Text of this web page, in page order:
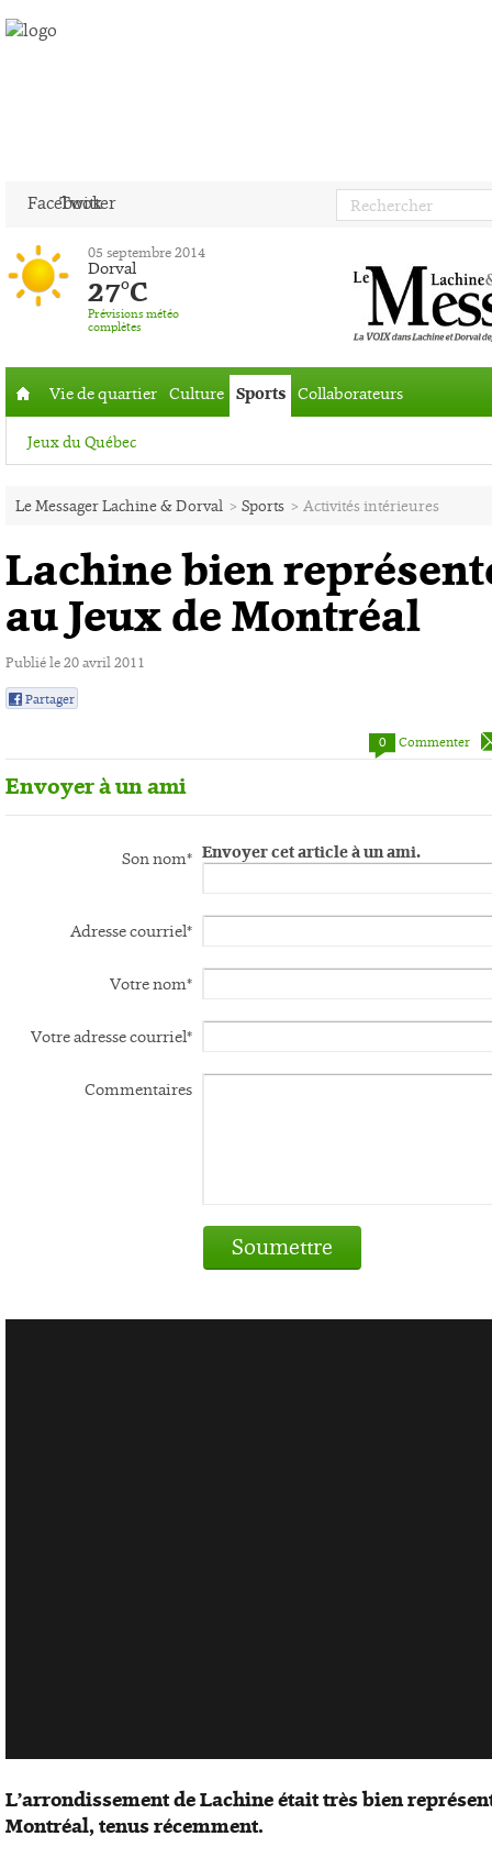
Facebook
Twitter
05 septembre 2014
Dorval
27°C
Prévisions météo
complètes
Accueil
Vie de quartier Culture Sports Collaborateurs
Jeux du Québec
Le Messager Lachine & Dorval > Sports > Activités intérieures
Lachine bien
au Jeux de Montréal
Publié le 20 avril 2011
Partager
0
Commenter
Envoyer à un ami
Envoyer cet article à un ami.
Son nom*
Adresse courriel*
Votre nom*
Votre adresse courriel*
Commentaires
Soumettre
L’arrondissement de Lachine était très bien
Montréal, tenus récemment.